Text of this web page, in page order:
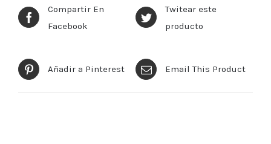
Compartir En
Facebook
Twitear este
producto
Añadir a Pinterest Email This Product